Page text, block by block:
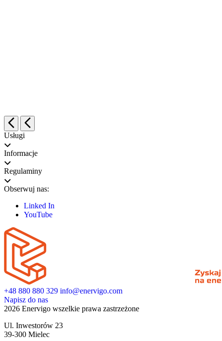
Usługi
Informacje
Regulaminy
Obserwuj nas:
Linked In
YouTube
+48 880 880 329 info@enervigo.com
Napisz do nas
2026 Enervigo wszelkie prawa zastrzeżone
Ul. Inwestorów 23
39-300 Mielec